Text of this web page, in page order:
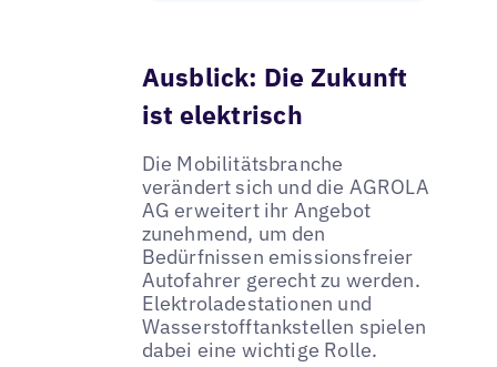
Ausblick: Die Zukunft
ist elektrisch
Die Mobilitätsbranche
verändert sich und die AGROLA
AG erweitert ihr Angebot
zunehmend, um den
Bedürfnissen emissionsfreier
Autofahrer gerecht zu werden.
Elektroladestationen und
Wasserstofftankstellen spielen
dabei eine wichtige Rolle.